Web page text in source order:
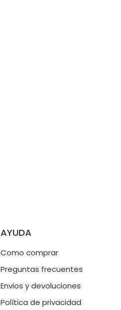
AYUDA
Como comprar
Preguntas frecuentes
Envios y devoluciones
Política de privacidad